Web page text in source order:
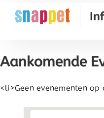
Werken met Snappet
Aankomende
<li>Geen evenementen